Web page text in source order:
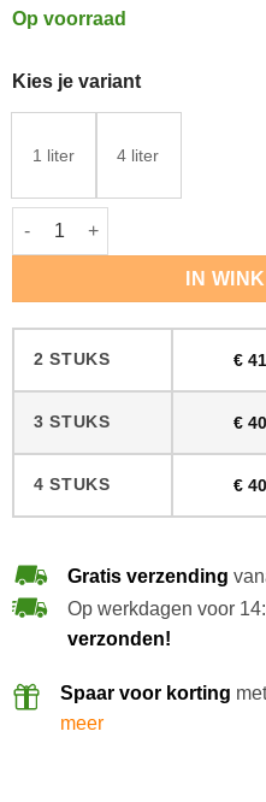
Op voorraad
Kies je variant
1 liter 4 liter
Rigostep STEP Parketlak 2K
IN
2 STUKS €
3 STUKS €
4 STUKS €
Gratis verzending
Op werkdagen voor
verzonden!
Spaar voor korting
meer